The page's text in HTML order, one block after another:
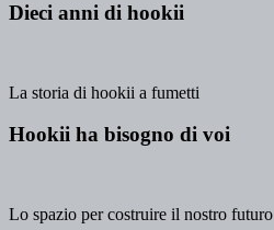
Dieci anni di hookii
La storia di hookii a fumetti
Hookii ha bisogno di voi
Lo spazio per costruire il nostro futuro